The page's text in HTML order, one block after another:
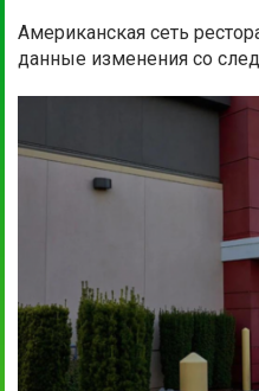
Американская сеть
данные изменения со